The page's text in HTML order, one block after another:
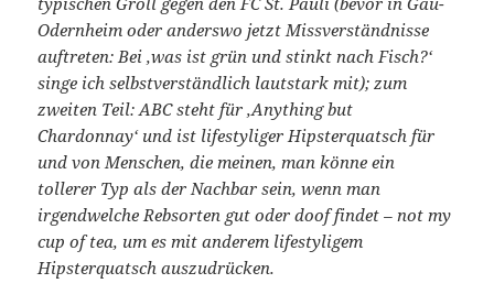
Odernheim oder anderswo jetzt Missverständnisse
auftreten: Bei ,was ist grün und stinkt nach Fisch?‘
singe ich selbstverständlich lautstark mit); zum
zweiten Teil: ABC steht für ,Anything but
Chardonnay‘ und ist lifestyliger Hipsterquatsch für
und von Menschen, die meinen, man könne ein
tollerer Typ als der Nachbar sein, wenn man
irgendwelche Rebsorten gut oder doof findet – not my
cup of tea, um es mit anderem lifestyligem
Hipsterquatsch auszudrücken.